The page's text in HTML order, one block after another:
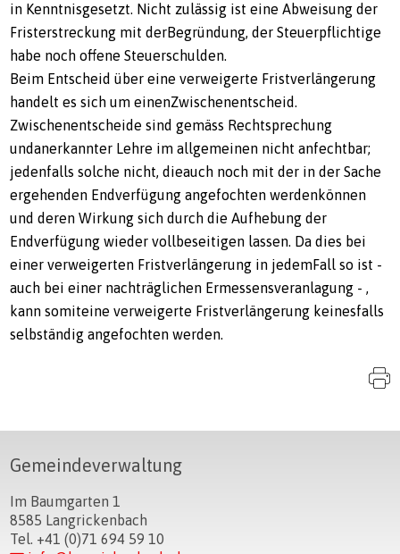
in Kenntnisgesetzt. Nicht zulässig ist eine Abweisung der
Fristerstreckung mit derBegründung, der Steuerpflichtige
habe noch offene Steuerschulden.
Beim Entscheid über eine verweigerte Fristverlängerung
handelt es sich um einenZwischenentscheid.
Zwischenentscheide sind gemäss Rechtsprechung
undanerkannter Lehre im allgemeinen nicht anfechtbar;
jedenfalls solche nicht, dieauch noch mit der in der Sache
ergehenden Endverfügung angefochten werdenkönnen
und deren Wirkung sich durch die Aufhebung der
Endverfügung wieder vollbeseitigen lassen. Da dies bei
einer verweigerten Fristverlängerung in jedemFall so ist -
auch bei einer nachträglichen Ermessensveranlagung - ,
kann somiteine verweigerte Fristverlängerung keinesfalls
selbständig angefochten werden.
Footer
Gemeindeverwaltung
Im Baumgarten 1
8585 Langrickenbach
Tel. +41 (0)71 694 59 10